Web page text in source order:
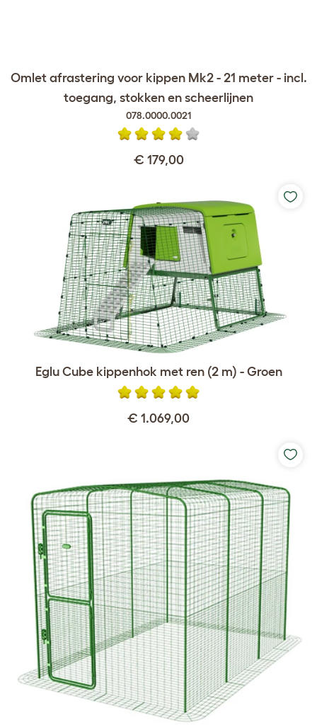
Omlet afrastering voor kippen Mk2 - 21 meter - incl.
toegang, stokken en scheerlijnen
078.0000.0021
€ 179,00
Eglu Cube kippenhok met ren (2 m) - Groen
€ 1.069,00